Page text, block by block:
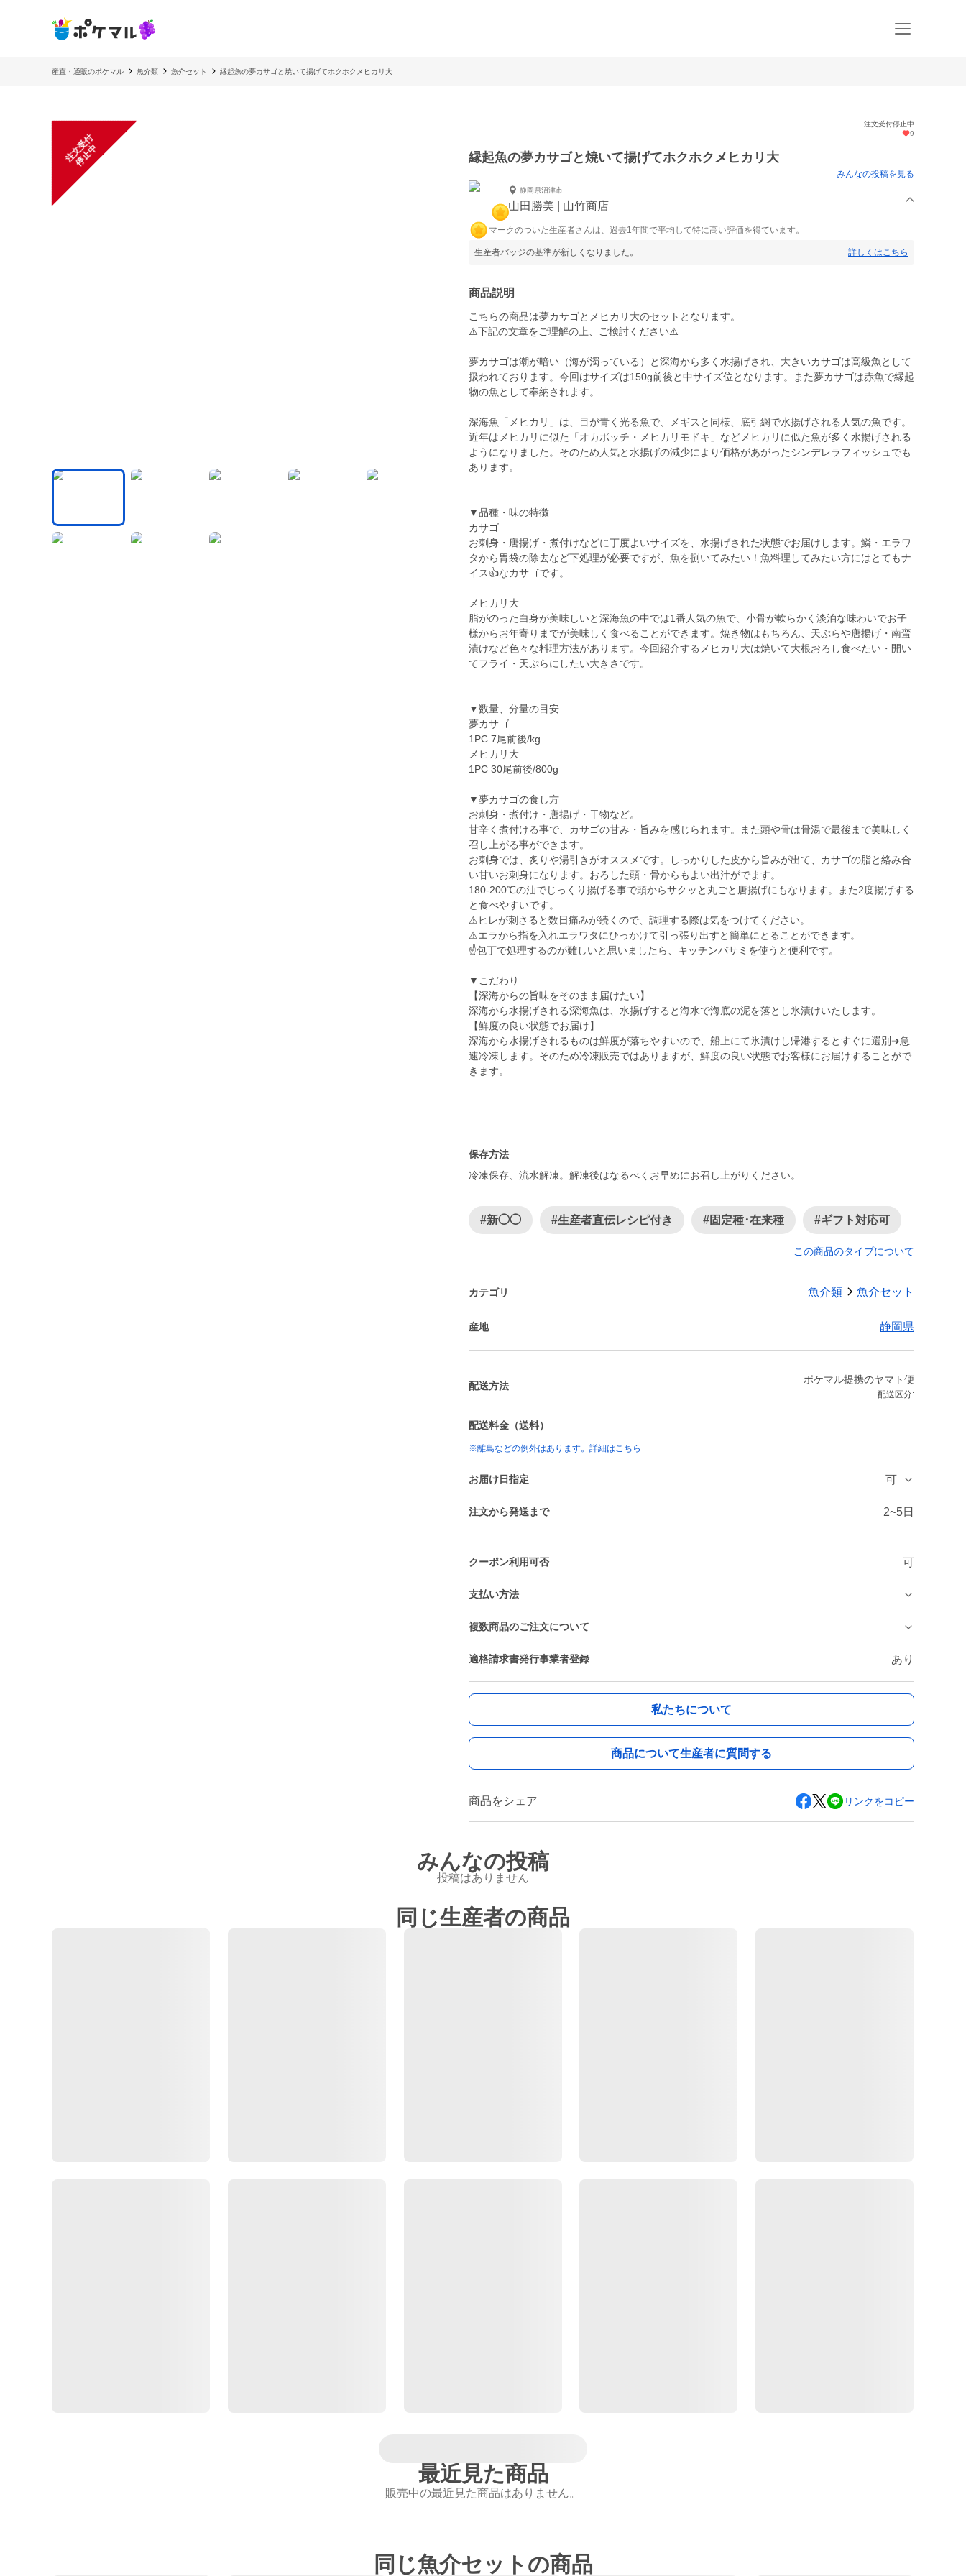
産直・通販のポケマル 魚介類 魚介セット 縁起魚の夢カサゴと焼いて揚げてホクホクメヒカリ大
注
文
受
付
停
止
中
注文受付停止中
9
縁起魚の夢カサゴと焼いて揚げてホクホクメヒカリ大
みんなの投稿を見る
静岡県沼津市
山田勝美 | 山竹商店
マークのついた生産者さんは、過去1年間で平均して特に高い評価を得ています。
生産者バッジの基準が新しくなりました。 詳しくはこちら
商品説明
こちらの商品は夢カサゴとメヒカリ大のセットとなります。
⚠️下記の文章をご理解の上、ご検討ください⚠️
夢カサゴは潮が暗い（海が濁っている）と深海から多く水揚げされ、大きいカサゴは高級魚として
扱われております。今回はサイズは150g前後と中サイズ位となります。また夢カサゴは赤魚で縁起
物の魚として奉納されます。
深海魚「メヒカリ」は、目が青く光る魚で、メギスと同様、底引網で水揚げされる人気の魚です。
近年はメヒカリに似た「オカボッチ・メヒカリモドキ」などメヒカリに似た魚が多く水揚げされる
ようになりました。そのため人気と水揚げの減少により価格があがったシンデレラフィッシュでも
あります。
▼品種・味の特徴
カサゴ
お刺身・唐揚げ・煮付けなどに丁度よいサイズを、水揚げされた状態でお届けします。鱗・エラワ
タから胃袋の除去など下処理が必要ですが、魚を捌いてみたい！魚料理してみたい方にはとてもナ
イス👍なカサゴです。
メヒカリ大
脂がのった白身が美味しいと深海魚の中では1番人気の魚で、小骨が軟らかく淡泊な味わいでお子
様からお年寄りまでが美味しく食べることができます。焼き物はもちろん、天ぷらや唐揚げ・南蛮
漬けなど色々な料理方法があります。今回紹介するメヒカリ大は焼いて大根おろし食べたい・開い
てフライ・天ぷらにしたい大きさです。
▼数量、分量の目安
夢カサゴ
1PC 7尾前後/kg
メヒカリ大
1PC 30尾前後/800g
▼夢カサゴの食し方
お刺身・煮付け・唐揚げ・干物など。
甘辛く煮付ける事で、カサゴの甘み・旨みを感じられます。また頭や骨は骨湯で最後まで美味しく
召し上がる事ができます。
お刺身では、炙りや湯引きがオススメです。しっかりした皮から旨みが出て、カサゴの脂と絡み合
い甘いお刺身になります。おろした頭・骨からもよい出汁がでます。
180-200℃の油でじっくり揚げる事で頭からサクッと丸ごと唐揚げにもなります。また2度揚げする
と食べやすいです。
⚠ヒレが刺さると数日痛みが続くので、調理する際は気をつけてください。
⚠エラから指を入れエラワタにひっかけて引っ張り出すと簡単にとることができます。
☝️包丁で処理するのが難しいと思いましたら、キッチンバサミを使うと便利です。
▼こだわり
【深海からの旨味をそのまま届けたい】
深海から水揚げされる深海魚は、水揚げすると海水で海底の泥を落とし氷漬けいたします。
【鮮度の良い状態でお届け】
深海から水揚げされるものは鮮度が落ちやすいので、船上にて氷漬けし帰港するとすぐに選別➔急
速冷凍します。そのため冷凍販売ではありますが、鮮度の良い状態でお客様にお届けすることがで
きます。
保存方法
冷凍保存、流水解凍。解凍後はなるべくお早めにお召し上がりください。
#新◯◯ #生産者直伝レシピ付き #固定種･在来種 #ギフト対応可
この商品のタイプについて
カテゴリ 魚介類 魚介セット
産地 静岡県
配送方法
ポケマル提携のヤマト便
配送区分:
配送料金（送料）
※離島などの例外はあります。詳細はこちら
お届け日指定 可
注文から発送まで 2~5日
クーポン利用可否 可
支払い方法
複数商品のご注文について
適格請求書発行事業者登録 あり
私たちについて
商品について生産者に質問する
商品をシェア リンクをコピー
みんなの投稿
投稿はありません
同じ生産者の商品
最近見た商品
販売中の最近見た商品はありません。
同じ魚介セットの商品